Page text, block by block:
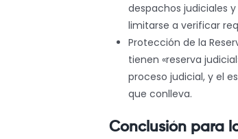
despachos judiciales
limitarse a verificar
Protección de la
tienen «reserva
proceso judicial, y el
que conlleva.
Conclusión para